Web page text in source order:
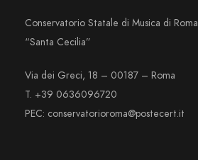
Conservatorio Statale di Musica di Roma
“Santa Cecilia”
Via dei Greci, 18 – 00187 – Roma
T. +39 0636096720
PEC: conservatorioroma@postecert.it